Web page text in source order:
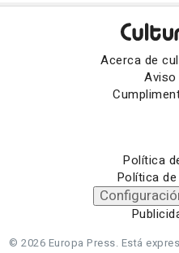
Acerca de
Aviso
Política
Política
© 2026 Europa Press. Está